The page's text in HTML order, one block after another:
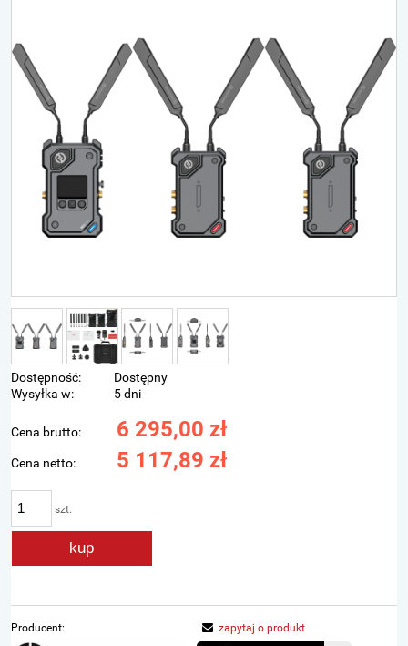
Dostępność:
Dostępny
Wysyłka w:
5 dni
Cena brutto: 6 295,00 zł
Cena netto: 5 117,89 zł
szt.
kup
Producent: zapytaj o produkt